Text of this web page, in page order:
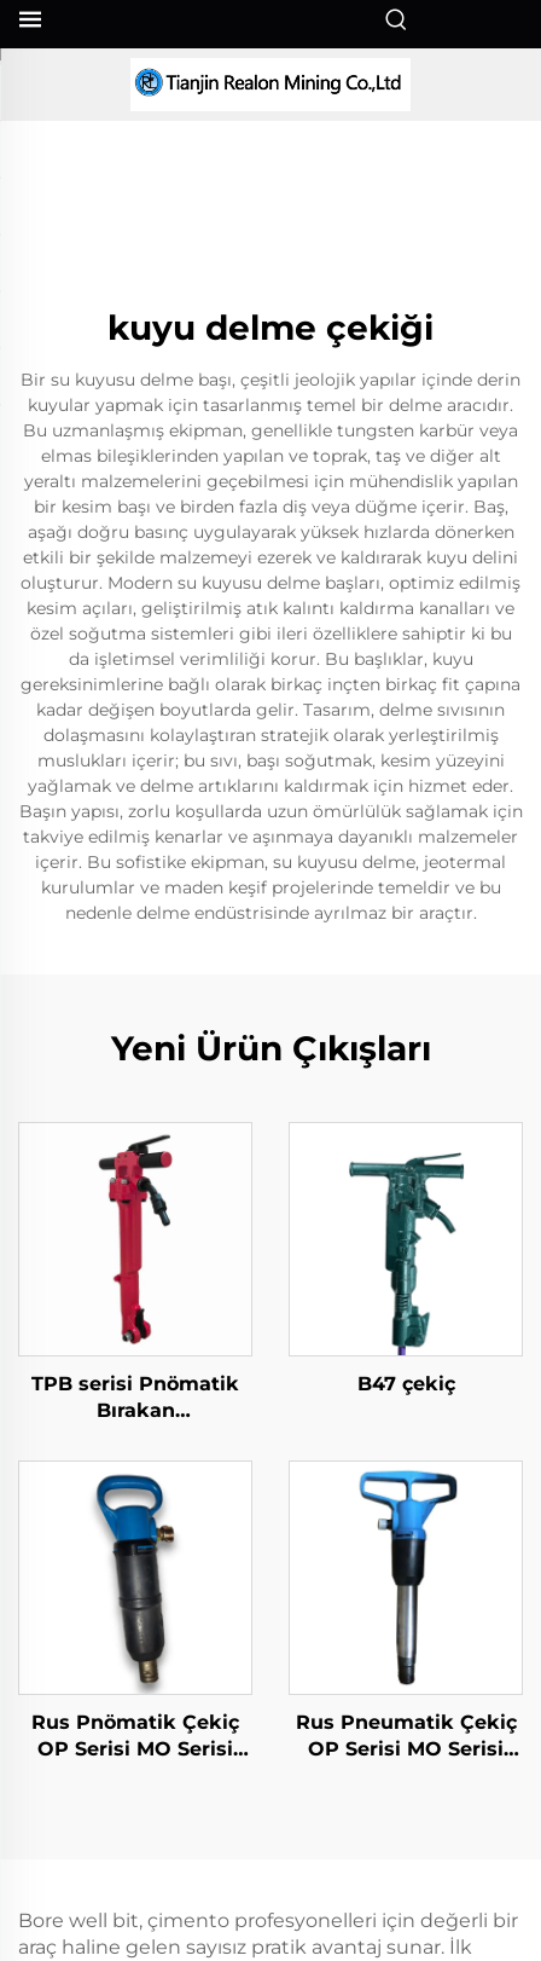
kuyu delme çekiği
Bir su kuyusu delme başı, çeşitli jeolojik yapılar içinde derin
kuyular yapmak için tasarlanmış temel bir delme aracıdır.
Bu uzmanlaşmış ekipman, genellikle tungsten karbür veya
elmas bileşiklerinden yapılan ve toprak, taş ve diğer alt
yeraltı malzemelerini geçebilmesi için mühendislik yapılan
bir kesim başı ve birden fazla diş veya düğme içerir. Baş,
aşağı doğru basınç uygulayarak yüksek hızlarda dönerken
etkili bir şekilde malzemeyi ezerek ve kaldırarak kuyu delini
oluşturur. Modern su kuyusu delme başları, optimiz edilmiş
kesim açıları, geliştirilmiş atık kalıntı kaldırma kanalları ve
özel soğutma sistemleri gibi ileri özelliklere sahiptir ki bu
da işletimsel verimliliği korur. Bu başlıklar, kuyu
gereksinimlerine bağlı olarak birkaç inçten birkaç fit çapına
kadar değişen boyutlarda gelir. Tasarım, delme sıvısının
dolaşmasını kolaylaştıran stratejik olarak yerleştirilmiş
muslukları içerir; bu sıvı, başı soğutmak, kesim yüzeyini
yağlamak ve delme artıklarını kaldırmak için hizmet eder.
Başın yapısı, zorlu koşullarda uzun ömürlülük sağlamak için
takviye edilmiş kenarlar ve aşınmaya dayanıklı malzemeler
içerir. Bu sofistike ekipman, su kuyusu delme, jeotermal
kurulumlar ve maden keşif projelerinde temeldir ve bu
nedenle delme endüstrisinde ayrılmaz bir araçtır.
Yeni Ürün Çıkışları
TPB serisi Pnömatik
Bırakan
Kaplama Bırakan
B47 çekiç
Rus Pnömatik Çekiç
OP Serisi MO Serisi
Rus Pneumatik Çekiç
OP Serisi MO Serisi
Bore well bit, çimento profesyonelleri için değerli bir
araç haline gelen sayısız pratik avantaj sunar. İlk